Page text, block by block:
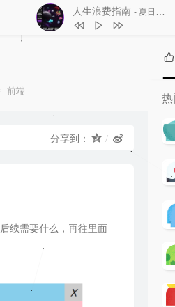
人生浪费指南 - 夏日入侵企画
5 人生浪费指南 夏日
分
前端
分享到：
续需要什么，再往里面
文